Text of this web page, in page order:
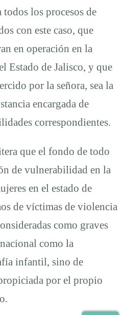
todos los procesos de
con este caso, que
en operación en la
Estado de Jalisco, y que
por la señora, sea la
encargada de
correspondientes.
que el fondo de todo
de vulnerabilidad en la
en el estado de
de víctimas de violencia
como graves
como la
infantil, sino de
por el propio